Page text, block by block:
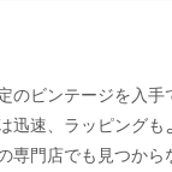
のビンテージを入手
迅速、ラッピングも
専門店でも見つから